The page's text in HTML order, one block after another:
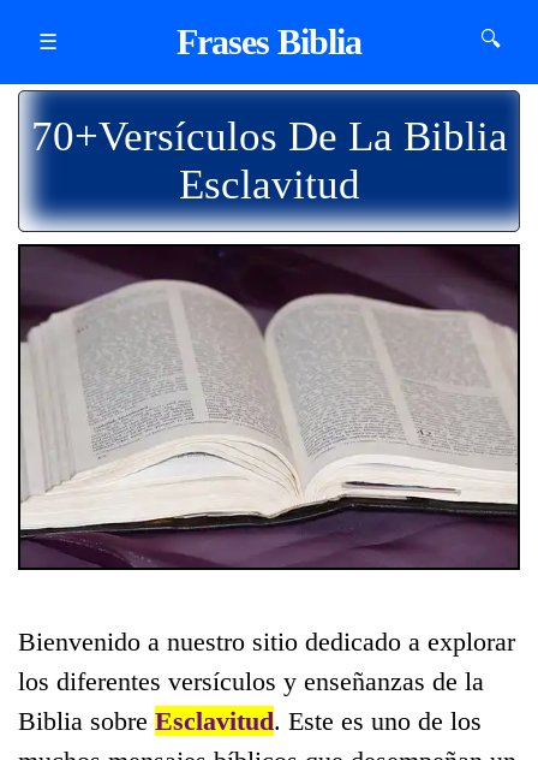
☰ Frases Biblia 🔍
70+Versículos De La Biblia
Esclavitud
Bienvenido a nuestro sitio dedicado a explorar
los diferentes versículos y enseñanzas de la
Biblia sobre Esclavitud. Este es uno de los